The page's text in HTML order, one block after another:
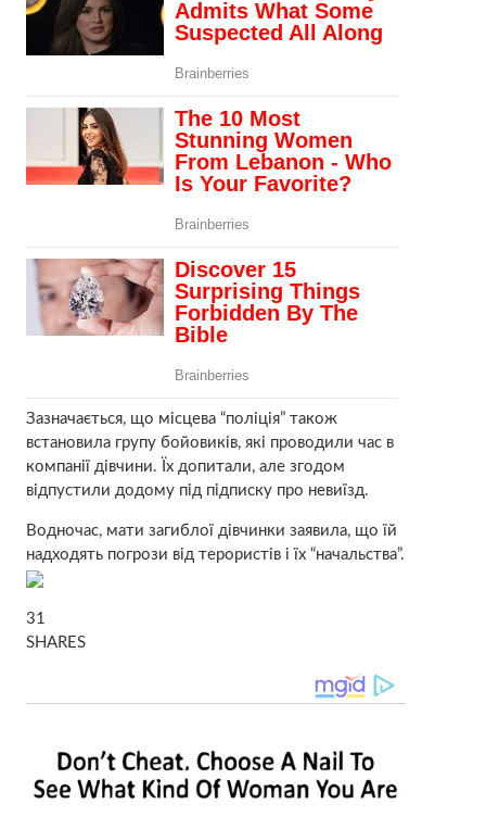
Зазначається, що місцева “поліція” також
встановила групу бойовиків, які проводили час в
компанії дівчини. Їх допитали, але згодом
відпустили додому під підписку про невиїзд.
Водночас, мати загиблої дівчинки заявила, що їй
надходять погрози від терористів і їх “начальства”.
31
SHARES